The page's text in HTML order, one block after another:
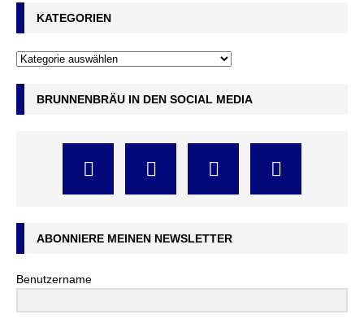
KATEGORIEN
BRUNNENBRÄU IN DEN SOCIAL MEDIA
ABONNIERE MEINEN NEWSLETTER
Benutzername